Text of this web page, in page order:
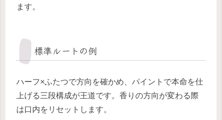
ます。
標準ルートの例
ハーフ×ふたつで方向を確かめ、パイントで本命を仕
上げる三段構成が王道です。香りの方向が変わる際
は口内をリセットします。